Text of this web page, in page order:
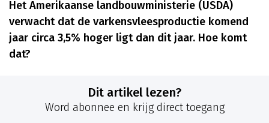
Het Amerikaanse landbouwministerie (USDA)
verwacht dat de varkensvleesproductie komend
jaar circa 3,5% hoger ligt dan dit jaar. Hoe komt
dat?
Dit artikel lezen?
Word abonnee en krijg direct toegang